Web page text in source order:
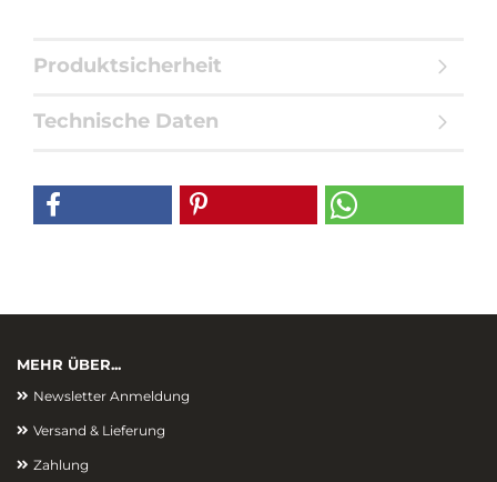
Produktsicherheit
Technische Daten
MEHR ÜBER...
Newsletter Anmeldung
Versand & Lieferung
Zahlung